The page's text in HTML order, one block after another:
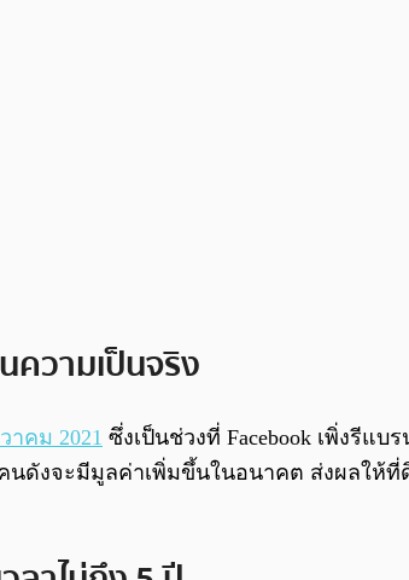
วามเป็นจริง
าคม 2021 ซึ่งเป็นช่วงที่ Facebook เพิ่งรีแ
ดังจะมีมูลค่าเพิ่มขึ้นในอนาคต ส่งผลให้